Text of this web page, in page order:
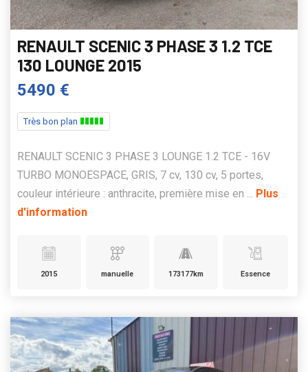
RENAULT SCENIC 3 PHASE 3 1.2 TCE
130 LOUNGE 2015
5490 €
Très bon plan
RENAULT SCENIC 3 PHASE 3 LOUNGE 1.2 TCE - 16V
TURBO MONOESPACE, GRIS, 7 cv, 130 cv, 5 portes,
couleur intérieure : anthracite, première mise en ... Plus
d'information
2015 manuelle 173177km Essence